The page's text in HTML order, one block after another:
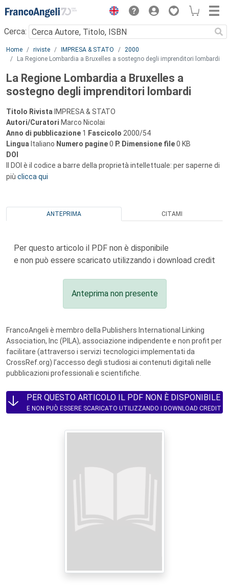
Menu
Cerca:
Main content
Home riviste IMPRESA & STATO
2000
La Regione Lombardia a Bruxelles a sostegno degli imprenditori lombardi
La Regione Lombardia a Bruxelles a
sostegno degli imprenditori lombardi
Titolo Rivista IMPRESA & STATO
Autori/Curatori Marco Nicolai
Anno di pubblicazione 1 Fascicolo 2000/54
Lingua Italiano Numero pagine0 P. Dimensione file0 KB
DOI
Il DOI è il codice a barre della proprietà intellettuale: per saperne di
più clicca qui
ANTEPRIMA CITAMI
Per questo articolo il PDF non è disponibile
e non può essere scaricato utilizzando i download credit
Anteprima non presente
FrancoAngeli è membro della Publishers International Linking
Association, Inc (PILA), associazione indipendente e non profit per
facilitare (attraverso i servizi tecnologici implementati da
CrossRef.org) l’accesso degli studiosi ai contenuti digitali nelle
pubblicazioni professionali e scientifiche.
PER QUESTO ARTICOLO IL PDF NON È DISPONIBILE
E NON PUÒ ESSERE SCARICATO UTILIZZANDO I DOWNLOAD CREDIT